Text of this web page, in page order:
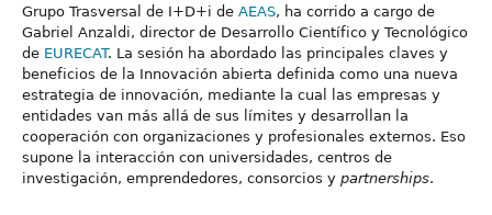
Grupo Trasversal de I+D+i de AEAS, ha corrido a cargo de
Gabriel Anzaldi, director de Desarrollo Científico y Tecnológico
de EURECAT. La sesión ha abordado las principales claves y
beneficios de la Innovación abierta definida como una nueva
estrategia de innovación, mediante la cual las empresas y
entidades van más allá de sus límites y desarrollan la
cooperación con organizaciones y profesionales externos. Eso
supone la interacción con universidades, centros de
investigación, emprendedores, consorcios y partnerships.